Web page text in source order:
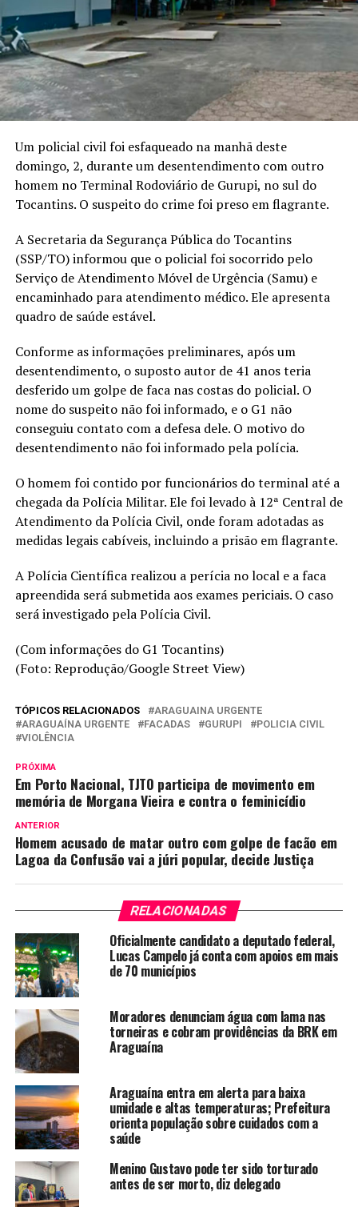
Um policial civil foi esfaqueado na manhã deste
domingo, 2, durante um desentendimento com outro
homem no Terminal Rodoviário de Gurupi, no sul do
Tocantins. O suspeito do crime foi preso em flagrante.
A Secretaria da Segurança Pública do Tocantins
(SSP/TO) informou que o policial foi socorrido pelo
Serviço de Atendimento Móvel de Urgência (Samu) e
encaminhado para atendimento médico. Ele apresenta
quadro de saúde estável.
Conforme as informações preliminares, após um
desentendimento, o suposto autor de 41 anos teria
desferido um golpe de faca nas costas do policial. O
nome do suspeito não foi informado, e o G1 não
conseguiu contato com a defesa dele. O motivo do
desentendimento não foi informado pela polícia.
O homem foi contido por funcionários do terminal até a
chegada da Polícia Militar. Ele foi levado à 12ª Central de
Atendimento da Polícia Civil, onde foram adotadas as
medidas legais cabíveis, incluindo a prisão em flagrante.
A Polícia Científica realizou a perícia no local e a faca
apreendida será submetida aos exames periciais. O caso
será investigado pela Polícia Civil.
(Com informações do G1 Tocantins)
(Foto: Reprodução/Google Street View)
TÓPICOS RELACIONADOS
ARAGUAINA URGENTE
ARAGUAÍNA URGENTE
FACADAS GURUPI
POLICIA CIVIL
VIOLÊNCIA
PRÓXIMA
Em Porto Nacional, TJTO participa de movimento em
memória de Morgana Vieira e contra o feminicídio
ANTERIOR
Homem acusado de matar outro com golpe de facão em
Lagoa da Confusão vai a júri popular, decide Justiça
RELACIONADAS
Oficialmente candidato a deputado federal,
Lucas Campelo já conta com apoios em mais
de 70 municípios
Moradores denunciam água com lama nas
torneiras e cobram providências da BRK em
Araguaína
Araguaína entra em alerta para baixa
umidade e altas temperaturas; Prefeitura
orienta população sobre cuidados com a
saúde
Menino Gustavo pode ter sido torturado
antes de ser morto, diz delegado